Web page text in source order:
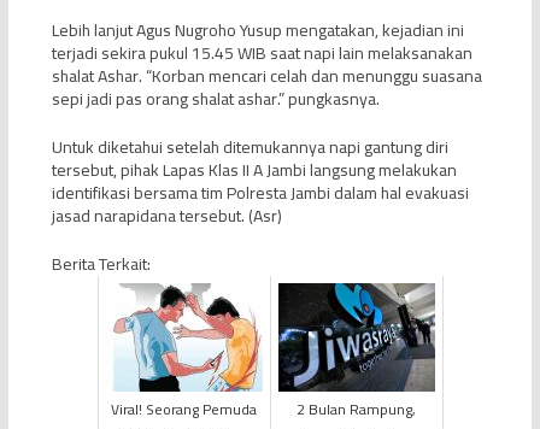
Lebih lanjut Agus Nugroho Yusup mengatakan, kejadian ini
terjadi sekira pukul 15.45 WIB saat napi lain melaksanakan
shalat Ashar. “Korban mencari celah dan menunggu suasana
sepi jadi pas orang shalat ashar.” pungkasnya.
Untuk diketahui setelah ditemukannya napi gantung diri
tersebut, pihak Lapas Klas II A Jambi langsung melakukan
identifikasi bersama tim Polresta Jambi dalam hal evakuasi
jasad narapidana tersebut. (Asr)
Berita Terkait:
Viral! Seorang Pemuda
2 Bulan Rampung,